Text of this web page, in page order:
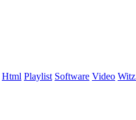
Html Playlist Software Video